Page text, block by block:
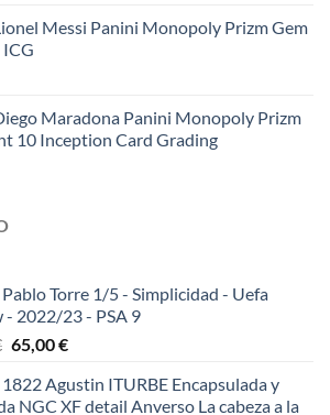
Messi Panini Monopoly Prizm Gem
Maradona Panini Monopoly Prizm
10 Inception Card Grading
Torre 1/5 - Simplicidad - Uefa
- 2022/23 - PSA 9
El
original
65,00€El
actual
1822 Agustin ITURBE Encapsulada y
NGC XF detail Anverso La cabeza a la